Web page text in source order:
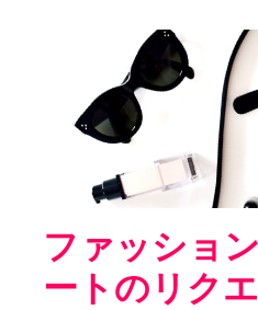
ファッショ
ートのリク